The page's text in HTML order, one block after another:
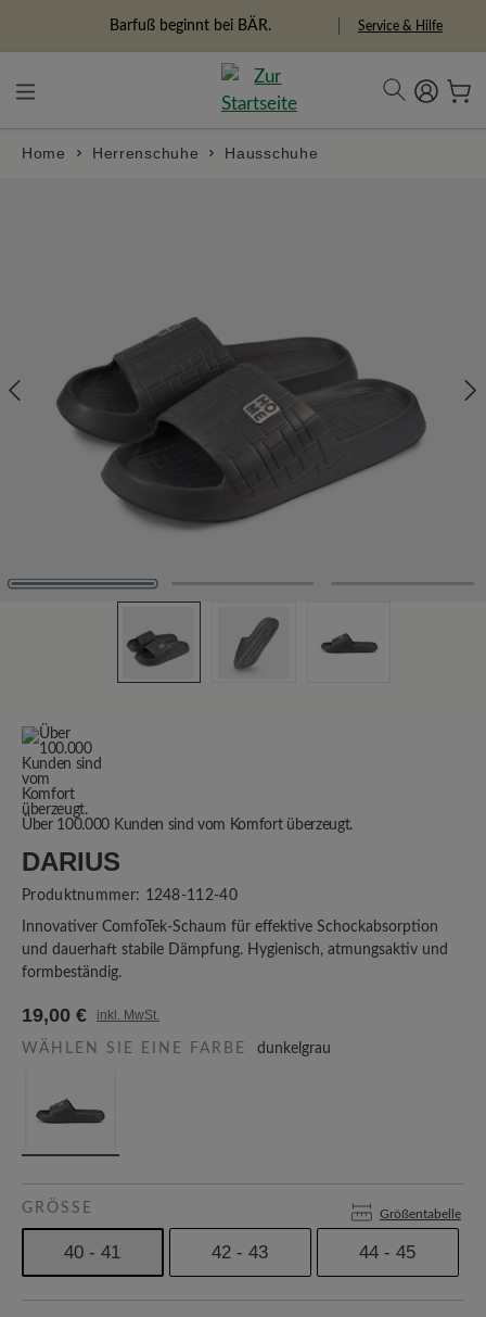
Freiheitspioniere Service & Hilfe
Home Herrenschuhe Hausschuhe
Über 100.000 Kunden sind vom Komfort überzeugt.
DARIUS
Produktnummer: 1248-112-40
Innovativer ComfoTek-Schaum für effektive Schockabsorption
und dauerhaft stabile Dämpfung. Hygienisch, atmungsaktiv und
formbeständig.
19,00 € inkl. MwSt.
WÄHLEN SIE EINE FARBE dunkelgrau
GRÖSSE Größentabelle
40 - 41 42 - 43 44 - 45